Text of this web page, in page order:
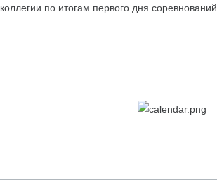
коллегии по итогам первого дня соревнований